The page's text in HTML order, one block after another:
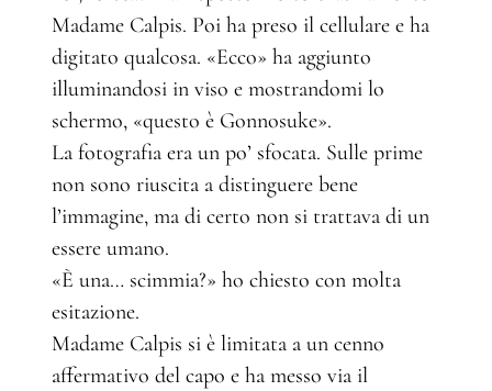
Madame Calpis. Poi ha preso il cellulare e ha
digitato qualcosa. «Ecco» ha aggiunto
illuminandosi in viso e mostrandomi lo
schermo, «questo è Gonnosuke».
La fotografia era un po’ sfocata. Sulle prime
non sono riuscita a distinguere bene
l’immagine, ma di certo non si trattava di un
essere umano.
«È una… scimmia?» ho chiesto con molta
esitazione.
Madame Calpis si è limitata a un cenno
affermativo del capo e ha messo via il